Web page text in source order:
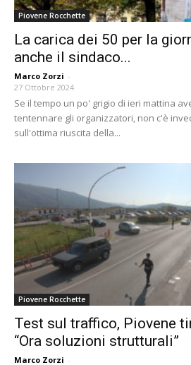
Piovene Rocchette
La carica dei 50 per la
anche il sindaco...
Marco Zorzi -
27 Ottobre 2024
Se il tempo un po' grigio di ieri mattina
tentennare gli organizzatori, non c'è
sull'ottima riuscita della...
Piovene Rocchette
Test sul traffico, Piovene
“Ora soluzioni strutturali”
Marco Zorzi -